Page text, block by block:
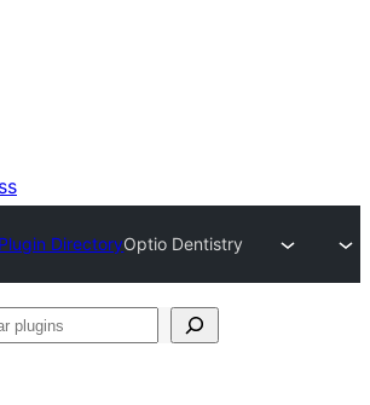
Plugin DirectoryOptio Dentistry